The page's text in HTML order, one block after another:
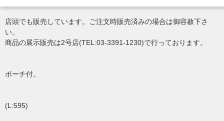
店頭でも販売しています。ご注文時販売済みの場合は御容赦下さ
い。
商品の展示販売は2号店(TEL:03-3391-1230)で行っております。
ポーチ付。
(L:595)